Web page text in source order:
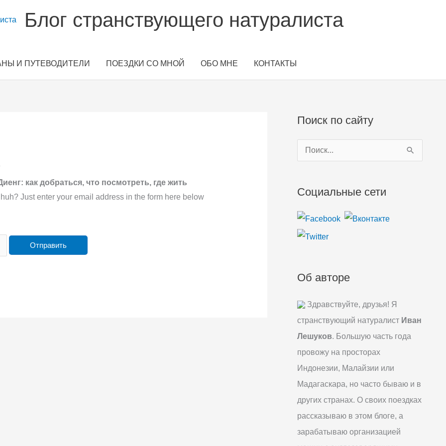
Блог странствующего натуралиста
И ПУТЕВОДИТЕЛИ ПОЕЗДКИ СО МНОЙ ОБО МНЕ КОНТАКТЫ
как добраться, что посмотреть, где жить
Just enter your email address in the form here below
Поиск по сайту
о
с
к
Социальные сети
Об авторе
Здравствуйте, друзья! Я
странствующий натуралист Иван
Лешуков. Большую часть года
провожу на просторах
Индонезии, Малайзии или
Мадагаскара, но часто бываю и в
других странах. О своих поездках
рассказываю в этом блоге, а
зарабатываю организацией